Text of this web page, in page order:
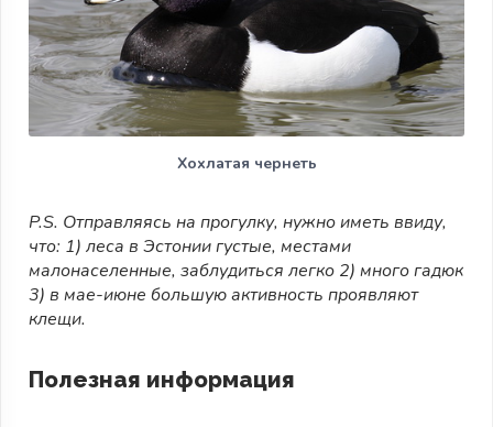
Хохлатая чернеть
P.S. Отправляясь на прогулку, нужно иметь ввиду,
что: 1) леса в Эстонии густые, местами
малонаселенные, заблудиться легко 2) много гадюк
3) в мае-июне большую активность проявляют
клещи.
Полезная информация